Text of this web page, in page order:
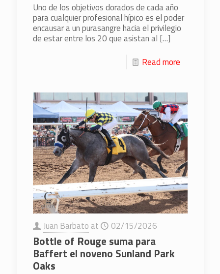
Uno de los objetivos dorados de cada año
para cualquier profesional hípico es el poder
encausar a un purasangre hacia el privilegio
de estar entre los 20 que asistan al […]
Read more
Juan Barbato at 02/15/2026
Bottle of Rouge suma para
Baffert el noveno Sunland Park
Oaks